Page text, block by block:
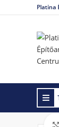
Platina